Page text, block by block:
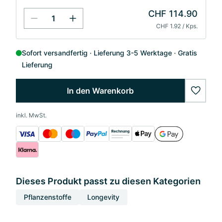
CHF 114.90
CHF 1.92 / Kps.
Sofort versandfertig Lieferung 3-5 Werktage
Gratis
Lieferung
In den Warenkorb
inkl. MwSt.
Dieses Produkt passt zu diesen Kategorien
Pflanzenstoffe Longevity